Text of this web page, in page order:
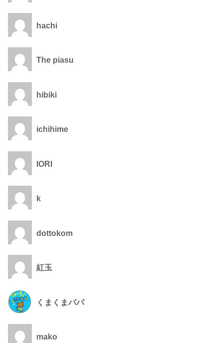
hachi
The piasu
hibiki
ichihime
IORI
k
dottokom
紅玉
くまくまパパ
mako